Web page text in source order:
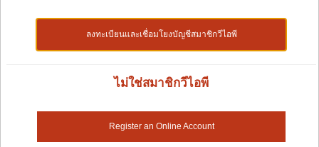
เงื่อนไขการใช้งาน
ลงทะเบียนและเชื่อมโยงบัญชีสมาชิกวีไอพี
ไม่ใช่สมาชิกวีไอพี
Register an Online Account